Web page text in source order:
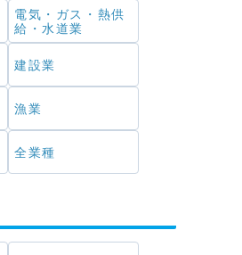
電気・ガス・熱供
給・水道業
建設業
漁業
全業種